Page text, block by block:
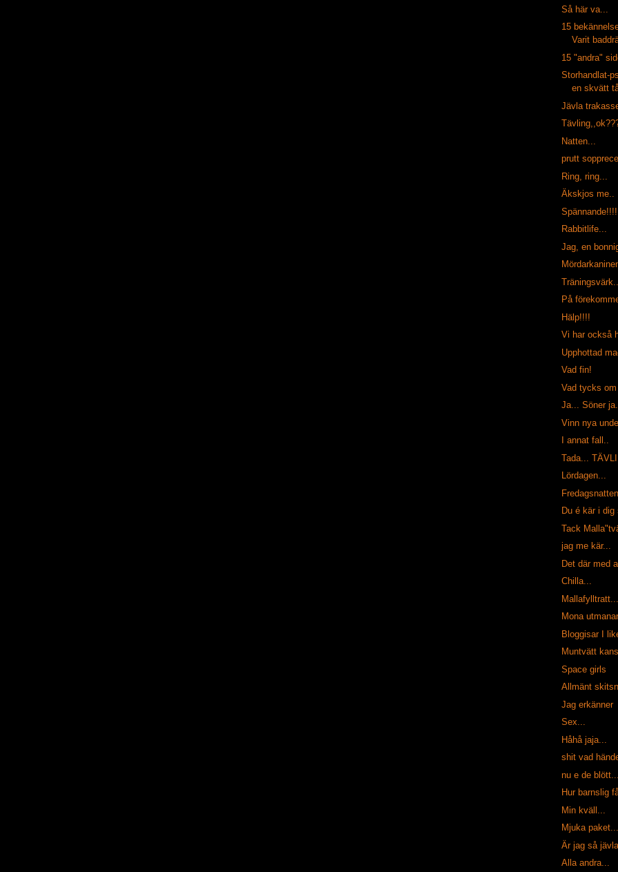
Så här va...
15
Varit
15 "andra"
Storhandlat-
en skvätt
Jävla
Natten...
prutt
Ring, ring...
Äkskjos me..
Spännande!!!!
Rabbitlife...
Jag, en
På
Hälp!!!!
Vi har också
Upphottad
Vad fin!
Vad tycks
Ja... Söner
Vinn nya
I annat fall..
Tada...
Lördagen...
Du é kär i dig
Tack
jag me kär...
Det där med
Chilla...
Mona
Bloggisar I
Muntvätt
Space girls
Allmänt
Jag erkänner
Sex...
Håhå jaja...
shit vad
nu e de
Hur barnslig
Min kväll...
Mjuka
Är jag så
Alla andra...